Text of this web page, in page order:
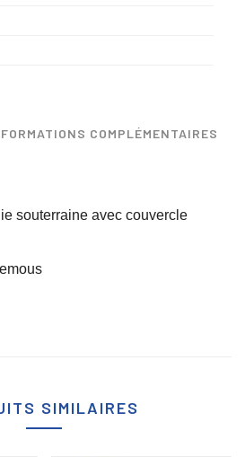
COMPLÉMENTAIRES
souterraine avec couvercle
SIMILAIRES